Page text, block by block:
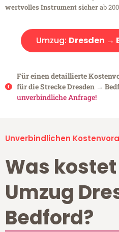
wertvolles Instrument sicherab
Umzug: Dresden →
Für einen detaillierte
für die Strecke Dresden →
unverbindliche Anfrage!
Unverbindlichen
Was
Umzug
Bedford?